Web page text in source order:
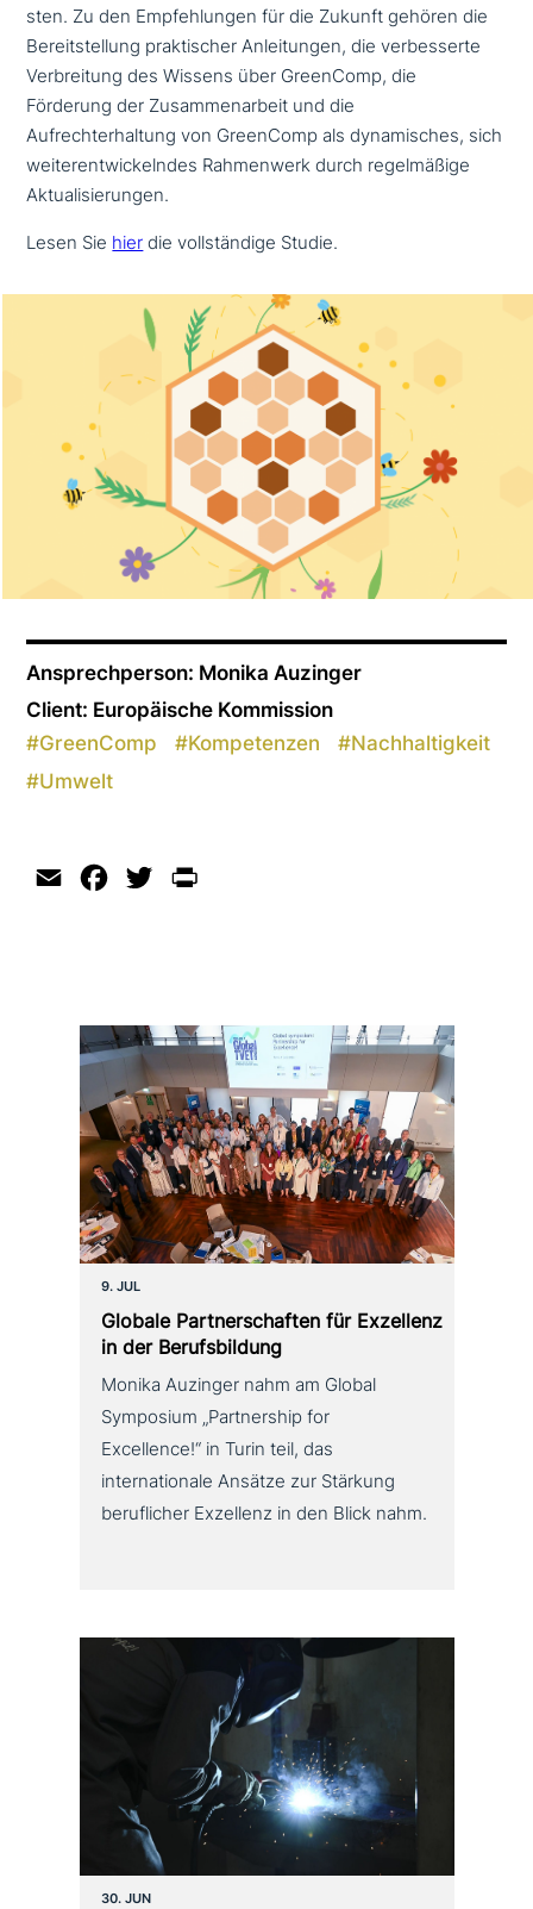
sten. Zu den Empfehlungen für die Zukunft gehören die
Bereitstellung prak­ti­scher Anleitungen, die ver­bes­ser­te
Verbreitung des Wissens über GreenComp, die
Förderung der Zusammenarbeit und die
Aufrechterhaltung von GreenComp als dyna­mi­sches, sich
wei­ter­ent­wickeln­des Rahmenwerk durch regel­mä­ßi­ge
Aktualisierungen.
Lesen Sie hier die voll­stän­di­ge Studie.
Ansprechperson: Monika Auzinger
Client: Europäische Kommission
#GreenComp #Kompetenzen #Nachhaltigkeit
#Umwelt
Email Facebook
Twitter
9. JUL
Globale Partnerschaften für Exzellenz
in der Berufsbildung
Monika Auzinger nahm am Global
Symposium „Partnership for
Excellence!“ in Turin teil, das
internationale Ansätze zur Stärkung
beruflicher Exzellenz in den Blick nahm.
30. JUN